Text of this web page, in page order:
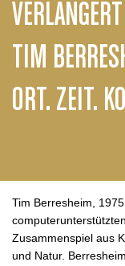
TIM
ORT. ZEIT.
Tim Berresheim,
Zusammenspiel aus
und Natur.